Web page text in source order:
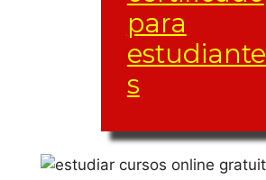
para
estudiante
s
El grupo de